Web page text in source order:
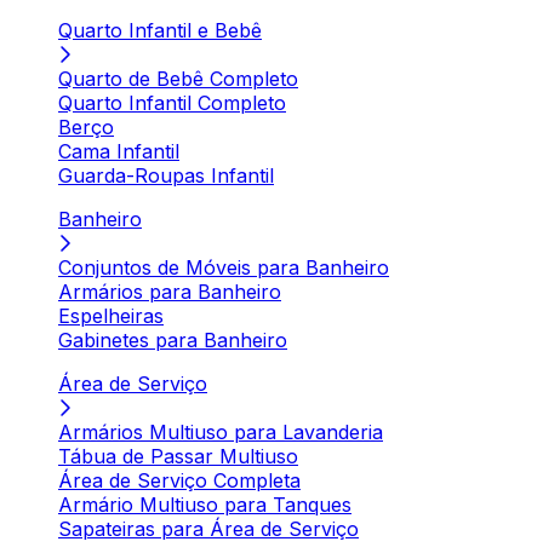
Quarto Infantil e Bebê
Quarto de Bebê Completo
Quarto Infantil Completo
Berço
Cama Infantil
Guarda-Roupas Infantil
Banheiro
Conjuntos de Móveis para Banheiro
Armários para Banheiro
Espelheiras
Gabinetes para Banheiro
Área de Serviço
Armários Multiuso para Lavanderia
Tábua de Passar Multiuso
Área de Serviço Completa
Armário Multiuso para Tanques
Sapateiras para Área de Serviço